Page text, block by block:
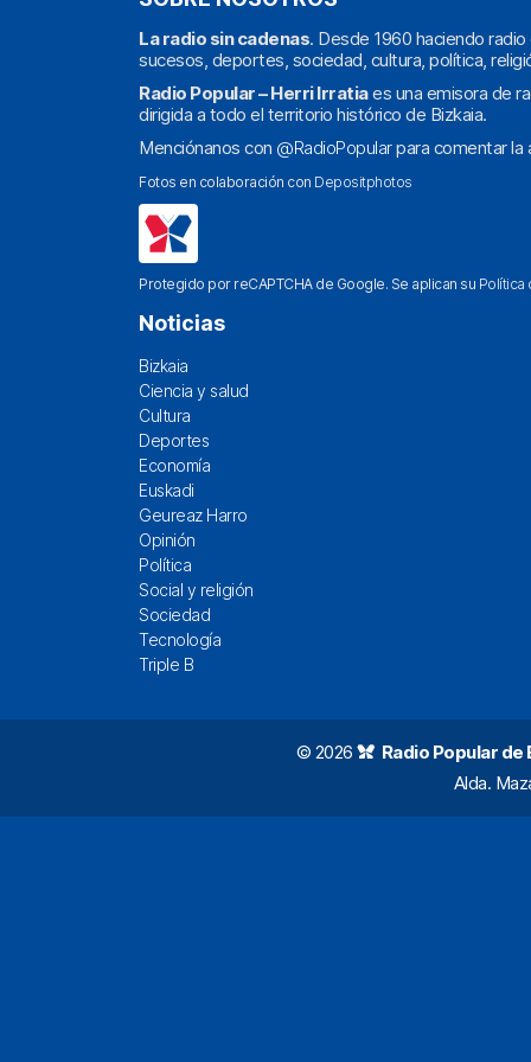
La radio sin cadenas. Desde 1960 haciendo
sucesos, deportes, sociedad, cultura, política,
Radio Popular – Herri Irratiaes una emisora de
dirigida a todo el territorio histórico de Bizkaia.
Menciónanos con @RadioPopularpara comentar la
Fotos en colaboración con Depositphotos
Protegido por reCAPTCHA de Google. Se aplican su Política
Noticias
Bizkaia
Ciencia y salud
Cultura
Deportes
Economía
Euskadi
Geureaz Harro
Opinión
Política
Social y religión
Sociedad
Tecnología
Triple B
© 2026 Radio Popular de
Alda.